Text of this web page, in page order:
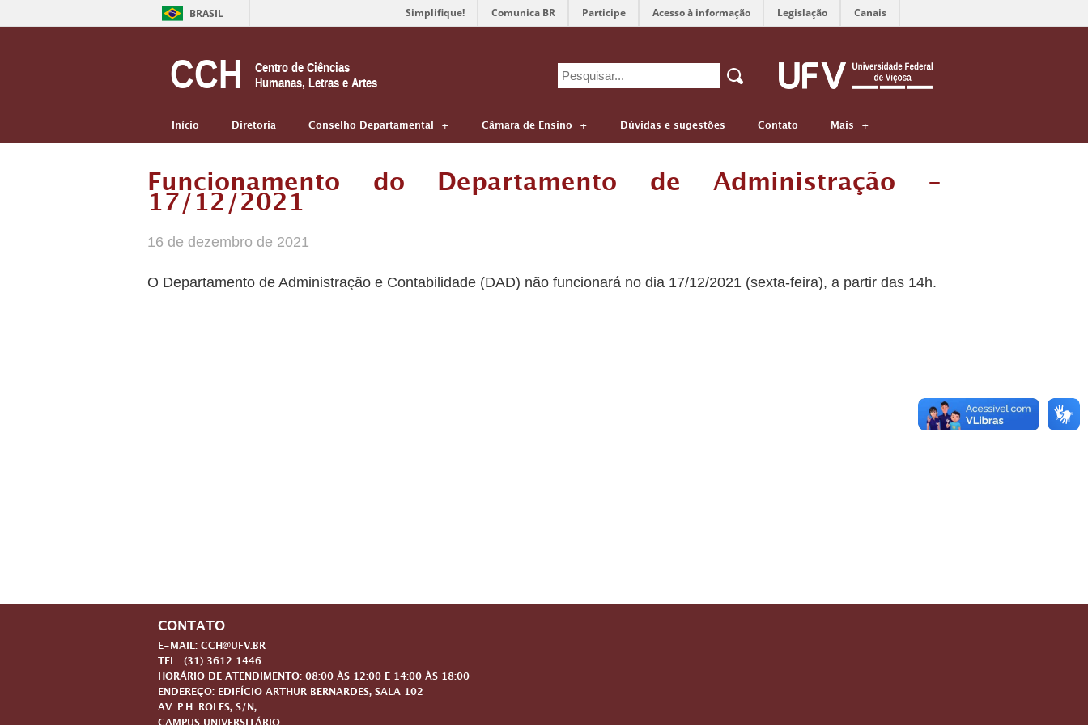
BRASIL Simplifique! Comunica BR Participe Acesso à informação Legislação Canais
CCH
Centro de Ciências
Humanas, Letras e Artes
Search
for:
Início Diretoria Conselho Departamental Câmara de Ensino Dúvidas e sugestões Contato Mais
Funcionamento do Departamento de Administração –
17/12/2021
16 de dezembro de 2021
O Departamento de Administração e Contabilidade (DAD) não funcionará no dia 17/12/2021 (sexta-feira), a partir das 14h.
CONTATO
E-MAIL: CCH@UFV.BR
TEL.: (31) 3612 1446
HORÁRIO DE ATENDIMENTO: 08:00 ÀS 12:00 E 14:00 ÀS 18:00
ENDEREÇO: EDIFÍCIO ARTHUR BERNARDES, SALA 102
AV. P.H. ROLFS, S/N,